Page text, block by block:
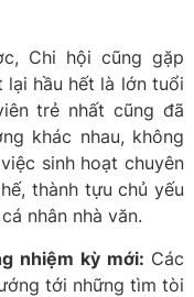
Chi hội cũng gặp
hầu hết là lớn tuổi
trẻ nhất cũng đã
khác nhau, không
sinh hoạt chuyên
thành tựu chủ yếu
nhân nhà văn.
nhiệm kỳ mới: Các
tới những tìm tòi